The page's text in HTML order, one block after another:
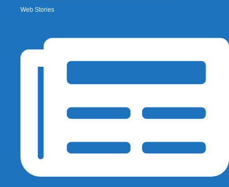
Web Stories